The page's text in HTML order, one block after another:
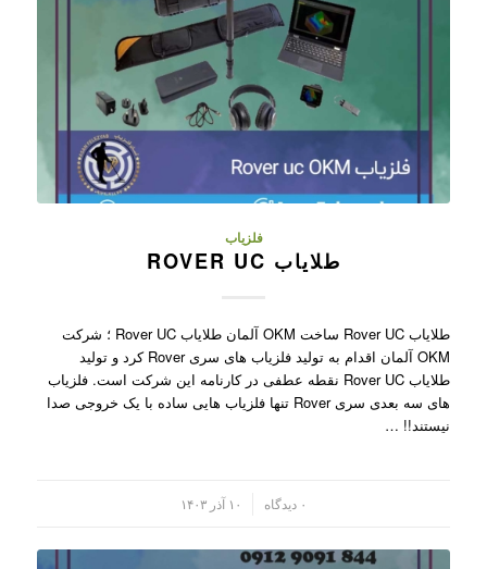
فلزیاب
طلایاب ROVER UC
طلایاب Rover UC ساخت OKM آلمان طلایاب Rover UC ؛ شرکت
OKM آلمان اقدام به تولید فلزیاب های سری Rover کرد و تولید
طلایاب Rover UC نقطه عطفی در کارنامه این شرکت است. فلزیاب
های سه بعدی سری Rover تنها فلزیاب هایی ساده با یک خروجی صدا
نیستند!! …
۰ دیدگاه ۱۰ آذر ۱۴۰۳